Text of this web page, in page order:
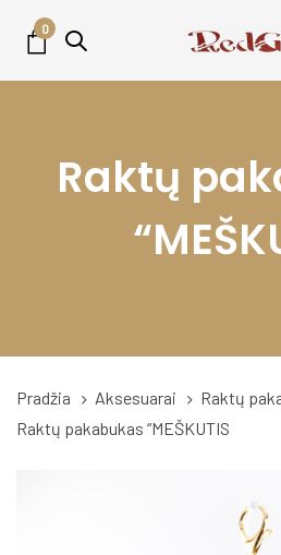
links
0
Raktų
Pradžia Aksesuarai
Raktų
Raktų pakabukas “MEŠKUTIS